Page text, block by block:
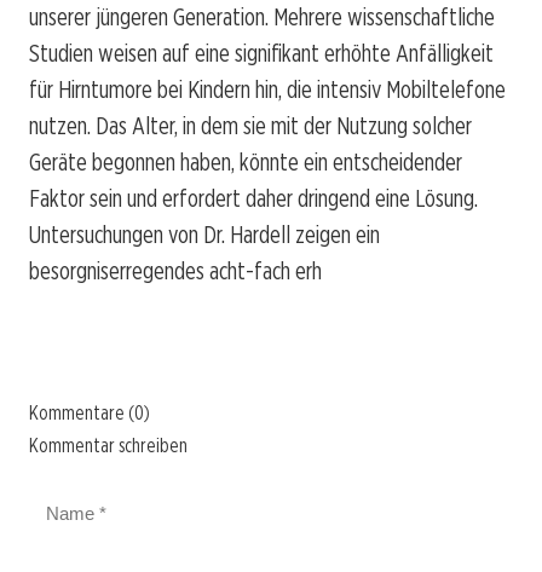
unserer jüngeren Generation. Mehrere wissenschaftliche
Studien weisen auf eine signifikant erhöhte Anfälligkeit
für Hirntumore bei Kindern hin, die intensiv Mobiltelefone
nutzen. Das Alter, in dem sie mit der Nutzung solcher
Geräte begonnen haben, könnte ein entscheidender
Faktor sein und erfordert daher dringend eine Lösung.
Untersuchungen von Dr. Hardell zeigen ein
besorgniserregendes acht-fach erh
Kommentare (0)
Kommentar schreiben